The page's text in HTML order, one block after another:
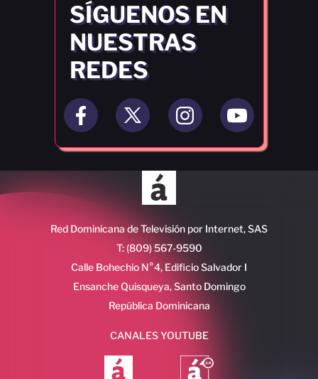
SÍGUENOS EN
NUESTRAS
REDES
Red Dominicana de Televisión por Internet, SAS
T: (809) 567-9590
Calle Bohechio N°4, Edificio Salvador I
Ensanche Quisqueya, Santo Domingo
República Dominicana
CANALES YOUTUBE